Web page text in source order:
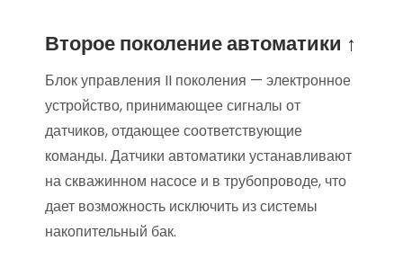
Второе поколение автоматики ↑
Блок управления II поколения — электронное
устройство, принимающее сигналы от
датчиков, отдающее соответствующие
команды. Датчики автоматики устанавливают
на скважинном насосе и в трубопроводе, что
дает возможность исключить из системы
накопительный бак.